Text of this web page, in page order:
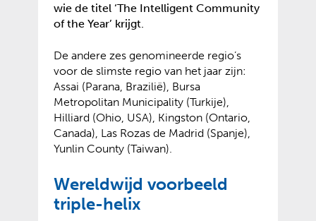
wie de titel ‘The Intelligent Community
of the Year’ krijgt.
De andere zes genomineerde regio’s
voor de slimste regio van het jaar zijn:
Assai (Parana, Brazilië), Bursa
Metropolitan Municipality (Turkije),
Hilliard (Ohio, USA), Kingston (Ontario,
Canada), Las Rozas de Madrid (Spanje),
Yunlin County (Taiwan).
Wereldwijd voorbeeld
triple-helix